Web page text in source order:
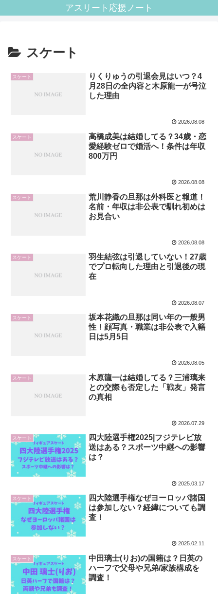
アスリート応援ノート
スケート
スケート
りくりゅうの引退会見はいつ？4
月28日の全内容と木原龍一が号泣
した理由
2026.08.08
スケート
高橋成美は結婚してる？34歳・恋
愛経験ゼロで婚活へ！条件は年収
800万円
2026.08.08
スケート
荒川静香の旦那は外科医と報道！
名前・年収は非公表で馴れ初めは
お見合い
2026.08.08
スケート
羽生結弦は引退していない！27歳
でプロ転向した理由と引退後の現
在
2026.08.07
スケート
坂本花織の旦那は同い年の一般男
性！顔写真・職業は非公表で入籍
日は5月5日
2026.08.05
スケート
木原龍一は結婚してる？三浦璃来
との交際も否定した「戦友」発言
の真相
2026.07.29
スケート
四大陸選手権2025|フジテレビ放
送はある？スポーツ中継への影響
は？
2025.03.17
スケート
四大陸選手権なぜヨーロッパ諸国
は参加しない？経緯についても調
査！
2025.02.11
スケート
中田璃士(りお)の国籍は？日英の
ハーフで父母や兄弟/家族構成を
調査！